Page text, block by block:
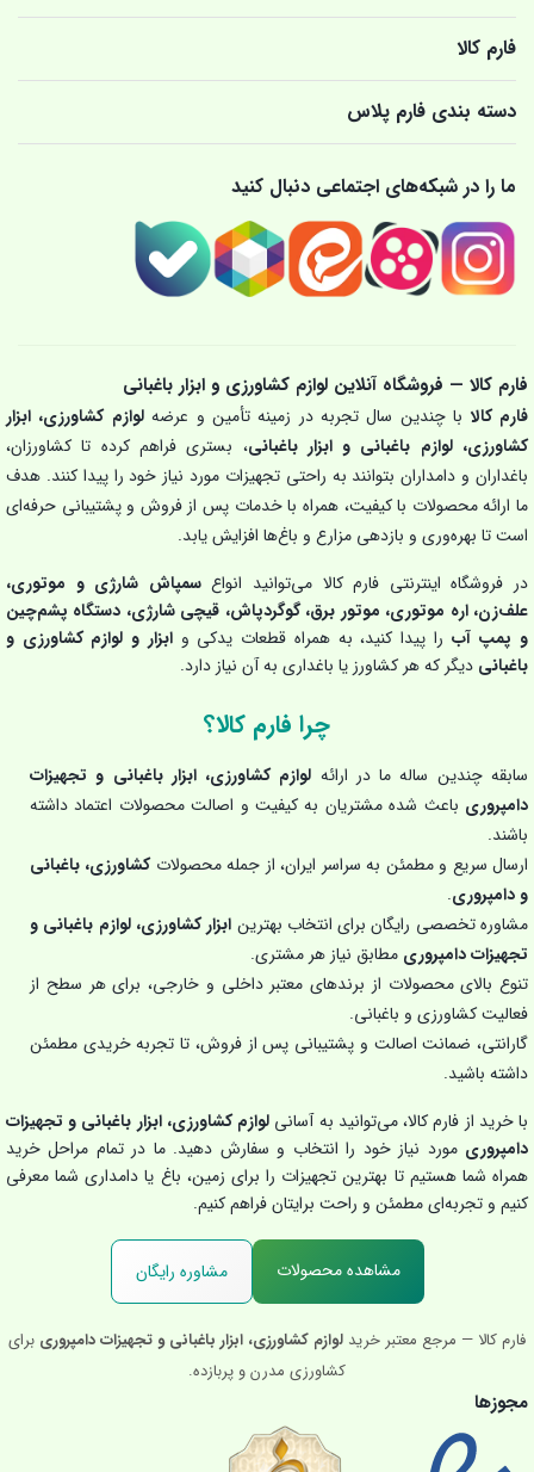
فارم کالا
دسته بندی فارم پلاس
ما را در شبکه‌های اجتماعی دنبال کنید
فارم کالا — فروشگاه آنلاین لوازم کشاورزی و ابزار باغبانی
فارم کالا با چندین سال تجربه در زمینه تأمین و عرضهلوازم کشاورزی، ابزار
کشاورزی، لوازم باغبانی و ابزار باغبانی، بستری فراهم کرده تا کشاورزان،
باغداران و دامداران بتوانند به راحتی تجهیزات مورد نیاز خود را پیدا کنند. هدف
ما ارائه محصولات با کیفیت، همراه با خدمات پس از فروش و پشتیبانی حرفه‌ای
است تا بهره‌وری و بازدهی مزارع و باغ‌ها افزایش یابد.
در فروشگاه اینترنتی فارم کالا می‌توانید انواعسمپاش شارژی و موتوری،
علف‌زن، اره موتوری، موتور برق، گوگردپاش، قیچی شارژی، دستگاه پشم‌چین
و پمپ آب را پیدا کنید، به همراه قطعات یدکی وابزار و لوازم کشاورزی و
باغبانی دیگر که هر کشاورز یا باغداری به آن نیاز دارد.
چرا فارم کالا؟
سابقه چندین ساله ما در ارائه لوازم کشاورزی، ابزار باغبانی و تجهیزات
دامپروری باعث شده مشتریان به کیفیت و اصالت محصولات اعتماد داشته
باشند.
ارسال سریع و مطمئن به سراسر ایران، از جمله محصولاتکشاورزی، باغبانی
و دامپروری.
مشاوره تخصصی رایگان برای انتخاب بهترین ابزار کشاورزی، لوازم باغبانی و
تجهیزات دامپروری مطابق نیاز هر مشتری.
تنوع بالای محصولات از برندهای معتبر داخلی و خارجی، برای هر سطح از
فعالیت کشاورزی و باغبانی.
گارانتی، ضمانت اصالت و پشتیبانی پس از فروش، تا تجربه خریدی مطمئن
داشته باشید.
با خرید از فارم کالا، می‌توانید به آسانی لوازم کشاورزی، ابزار باغبانی و تجهیزات
دامپروری مورد نیاز خود را انتخاب و سفارش دهید. ما در تمام مراحل خرید
همراه شما هستیم تا بهترین تجهیزات را برای زمین، باغ یا دامداری شما معرفی
کنیم و تجربه‌ای مطمئن و راحت برایتان فراهم کنیم.
مشاهده محصولات مشاوره رایگان
فارم کالا — مرجع معتبر خرید لوازم کشاورزی، ابزار باغبانی و تجهیزات دامپروری برای
کشاورزی مدرن و پربازده.
مجوزها